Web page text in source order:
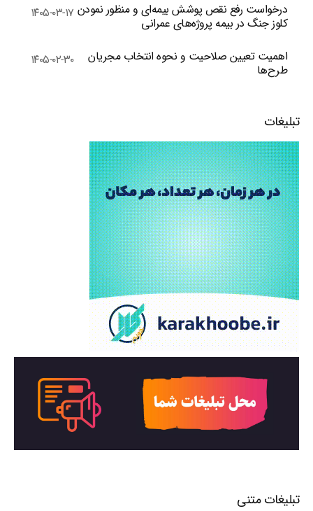
درخواست رفع نقص پوشش بیمه‌ای و منظور نمودن
کلوز جنگ در بیمه پروژه‌های عمرانی
۱۴۰۵-۰۳-۱۷
اهمیت تعیین صلاحیت و نحوه انتخاب مجریان
طرح‌ها
۱۴۰۵-۰۲-۳۰
تبلیغات
تبلیغات متنی